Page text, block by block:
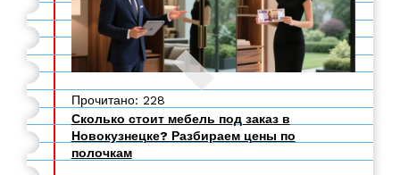
Прочитано: 228
Сколько стоит мебель под заказ в
Новокузнецке? Разбираем цены по
полочкам